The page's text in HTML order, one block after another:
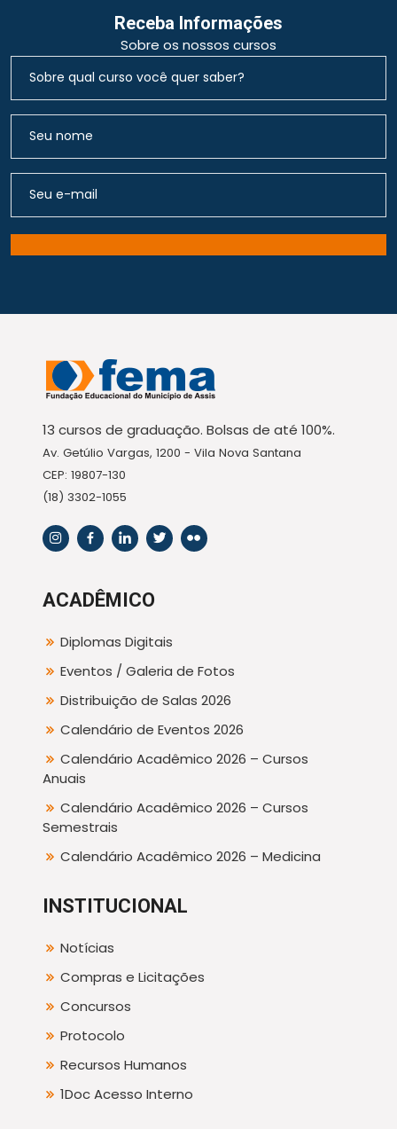
Receba Informações
Sobre os nossos cursos
13 cursos de graduação. Bolsas de até 100%.
Av. Getúlio Vargas, 1200 - Vila Nova Santana
CEP: 19807-130
(18) 3302-1055
ACADÊMICO
Diplomas Digitais
Eventos / Galeria de Fotos
Distribuição de Salas 2026
Calendário de Eventos 2026
Calendário Acadêmico 2026 – Cursos
Anuais
Calendário Acadêmico 2026 – Cursos
Semestrais
Calendário Acadêmico 2026 – Medicina
INSTITUCIONAL
Notícias
Compras e Licitações
Concursos
Protocolo
Recursos Humanos
1Doc Acesso Interno